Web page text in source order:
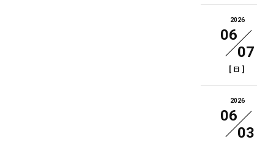
2026
06
07
[ 日 ]
2026
06
03